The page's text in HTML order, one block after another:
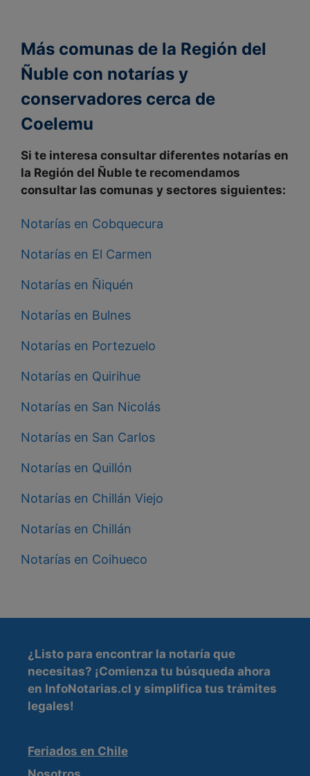
Más comunas de la Región del
Ñuble con notarías y
conservadores cerca de
Coelemu
Si te interesa consultar diferentes notarías en
la Región del Ñuble te recomendamos
consultar las comunas y sectores siguientes:
Notarías en Cobquecura
Notarías en El Carmen
Notarías en Ñiquén
Notarías en Bulnes
Notarías en Portezuelo
Notarías en Quirihue
Notarías en San Nicolás
Notarías en San Carlos
Notarías en Quillón
Notarías en Chillán Viejo
Notarías en Chillán
Notarías en Coihueco
¿Listo para encontrar la notaría que
necesitas? ¡Comienza tu búsqueda ahora
en InfoNotarias.cl y simplifica tus trámites
legales!
Feriados en Chile